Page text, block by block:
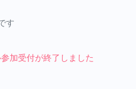
す
加受付が終了しました